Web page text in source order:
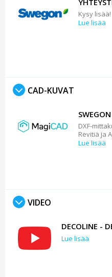
Kysy lisää!
Lue lisää
CAD-KUVAT
DXF-
Revitiä ja
Lue lisää
VIDEO
DECOLINE -
Lue lisää